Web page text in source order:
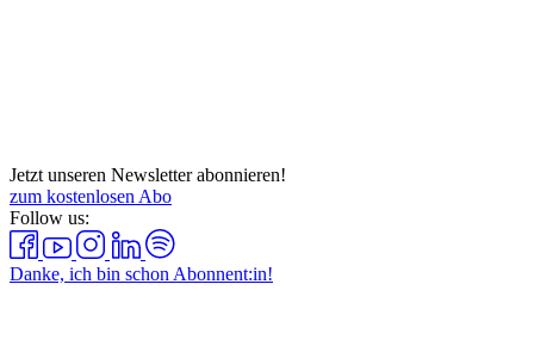
Jetzt unseren Newsletter abonnieren!
zum kostenlosen Abo
Follow us:
Danke, ich bin schon Abonnent:in!